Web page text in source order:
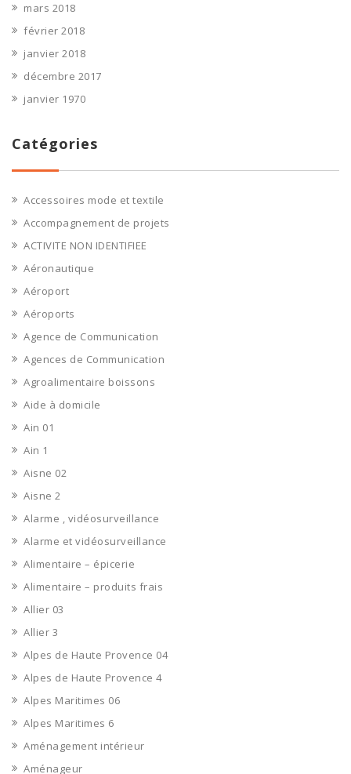
mars 2018
février 2018
janvier 2018
décembre 2017
janvier 1970
Catégories
Accessoires mode et textile
Accompagnement de projets
ACTIVITE NON IDENTIFIEE
Aéronautique
Aéroport
Aéroports
Agence de Communication
Agences de Communication
Agroalimentaire boissons
Aide à domicile
Ain 01
Ain 1
Aisne 02
Aisne 2
Alarme , vidéosurveillance
Alarme et vidéosurveillance
Alimentaire – épicerie
Alimentaire – produits frais
Allier 03
Allier 3
Alpes de Haute Provence 04
Alpes de Haute Provence 4
Alpes Maritimes 06
Alpes Maritimes 6
Aménagement intérieur
Aménageur